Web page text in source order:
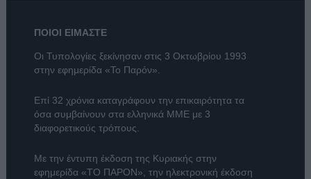
ΠΟΙΟΙ ΕΙΜΑΣΤΕ
Οι Τυπολογίες ξεκίνησαν στις 3 Οκτωβρίου 1993
στην εφημερίδα «Το Παρόν».
Επί 32 χρόνια καταγράφουν την επικαιρότητα τα
όσα συμβαίνουν στα ελληνικά ΜΜΕ με 3
διαφορετικούς τρόπους.
Με την έντυπη έκδοση της Κυριακής στην
εφημερίδα «ΤΟ ΠΑΡΟΝ» , την ηλεκτρονική έκδοση